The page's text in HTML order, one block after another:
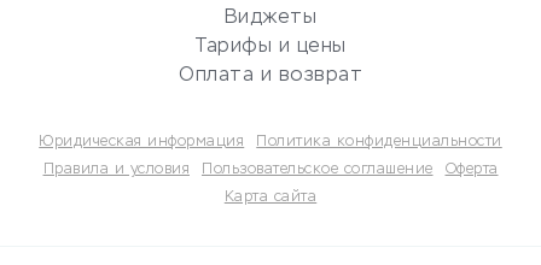
Потребительские кредиты
Виджеты
Тарифы и цены
Оплата и возврат
Юридическая информация
Политика конфиденциальности
Правила и условия
Пользовательское соглашение
Оферта
Карта сайта